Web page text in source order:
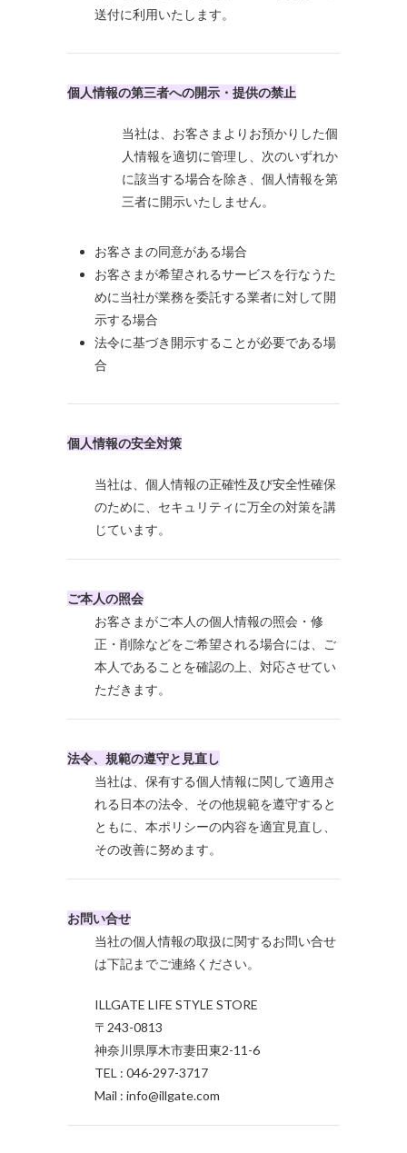
送付に利用いたします。
個人情報の第三者への開示・提供の禁止
当社は、お客さまよりお預かりした個
人情報を適切に管理し、次のいずれか
に該当する場合を除き、個人情報を第
三者に開示いたしません。
お客さまの同意がある場合
お客さまが希望されるサービスを行なうた
めに当社が業務を委託する業者に対して開
示する場合
法令に基づき開示することが必要である場
合
個人情報の安全対策
当社は、個人情報の正確性及び安全性確保
のために、セキュリティに万全の対策を講
じています。
ご本人の照会
お客さまがご本人の個人情報の照会・修
正・削除などをご希望される場合には、ご
本人であることを確認の上、対応させてい
ただきます。
法令、規範の遵守と見直し
当社は、保有する個人情報に関して適用さ
れる日本の法令、その他規範を遵守すると
ともに、本ポリシーの内容を適宜見直し、
その改善に努めます。
お問い合せ
当社の個人情報の取扱に関するお問い合せ
は下記までご連絡ください。
ILLGATE LIFE STYLE STORE
〒243-0813
神奈川県厚木市妻田東2-11-6
TEL : 046-297-3717
Mail : info@illgate.com